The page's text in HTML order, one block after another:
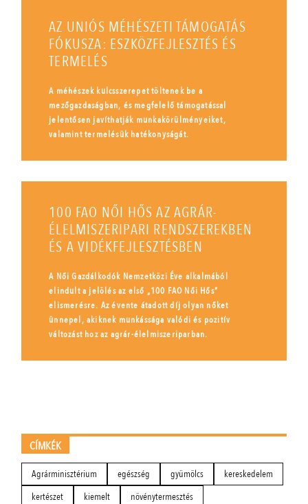
AZ UNIÓS MÉHÉSZETI TÁMOGATÁS
FÓKUSZA: ESZKÖZFEJLESZTÉS ÉS
TERMELÉS
A méhészek kulcsszerepet töltenek be a
mezőgazdaságban, és megfelelő támogatással
jelentősen javíthatják munkakörülményeiket,
valamint termelésük hatékonyságát.
100 FAO NŐI HŐS AZ AGRÁR-
ÉLELMISZERIPARI RENDSZEREKBEN
ÉS A VIDÉKFEJLESZTÉSBEN
A Női Gazdálkodók Nemzetközi Éve alkalmából
elindult a jelölés az első „100 FAO Női Hős”
elismerésre. Az évente átadott díj olyan nőket
ünnepel, akiknek munkássága valódi és pozitív
változást hoz az agrár-élelmiszeriparban.
CÍMKÉK
Agrárminisztérium egészség gyümölcs
kereskedelem
kertészet
kiemelt
növénytermesztés